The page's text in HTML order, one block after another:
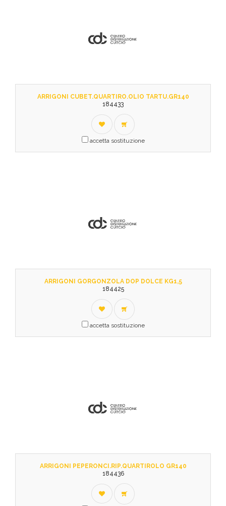
ARRIGONI CUBET.QUARTIRO.OLIO TARTU.GR140
184433
accetta sostituzione
ARRIGONI GORGONZOLA DOP DOLCE KG1,5
184425
accetta sostituzione
ARRIGONI PEPERONCI.RIP.QUARTIROLO GR140
184436